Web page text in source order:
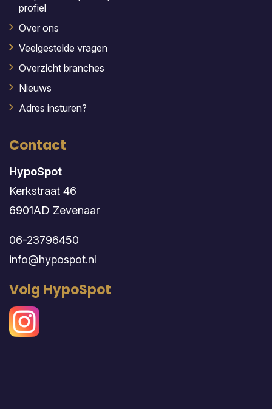
profiel
Over ons
Veelgestelde vragen
Overzicht branches
Nieuws
Adres insturen?
Contact
HypoSpot
Kerkstraat 46
6901AD Zevenaar
06-23796450
info@hypospot.nl
Volg HypoSpot